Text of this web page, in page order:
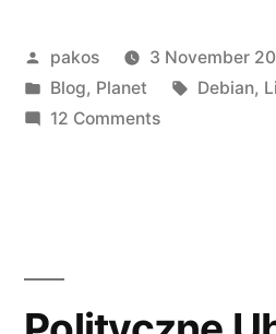
Posted
by
pakos
3 November
Posted
in
Blog, Planet Tags:
Debian,
12 Commentson